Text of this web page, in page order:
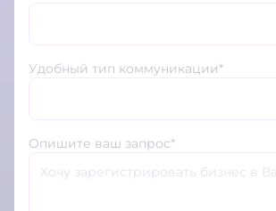
Удобный тип коммуникации*
Опишите ваш запрос*